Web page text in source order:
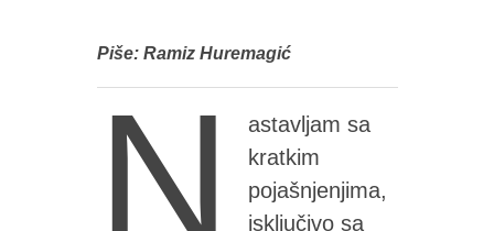
Piše: Ramiz Huremagić
N
astavljam sa
kratkim
pojašnjenjima,
isključivo sa